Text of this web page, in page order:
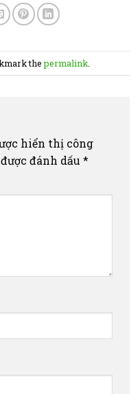
thepermalink
hiển thị công
đánh dấu *